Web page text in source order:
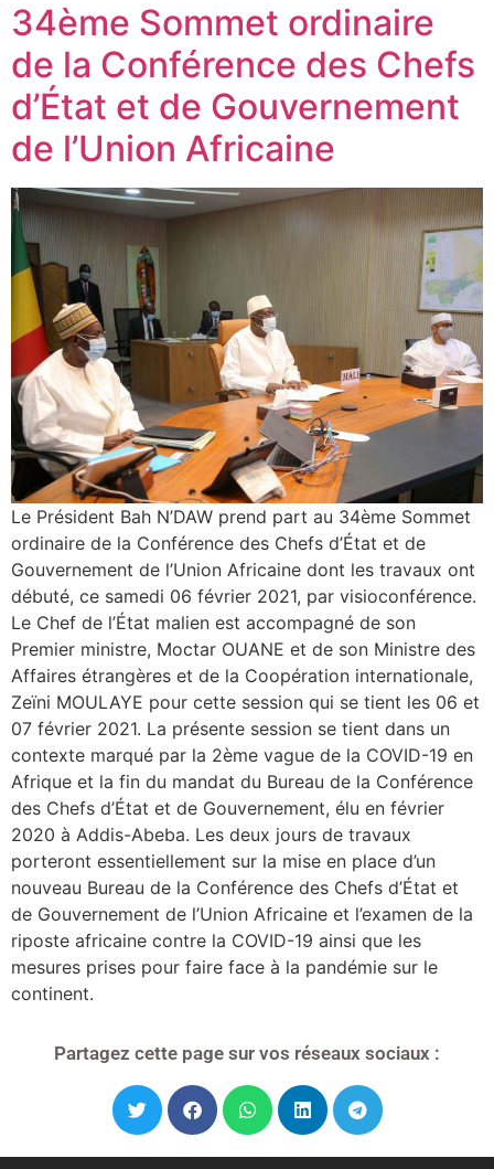
34ème Sommet ordinaire
de la Conférence des Chefs
d’État et de Gouvernement
de l’Union Africaine
Le Président Bah N’DAW prend part au 34ème Sommet
ordinaire de la Conférence des Chefs d’État et de
Gouvernement de l’Union Africaine dont les travaux ont
débuté, ce samedi 06 février 2021, par visioconférence.
Le Chef de l’État malien est accompagné de son
Premier ministre, Moctar OUANE et de son Ministre des
Affaires étrangères et de la Coopération internationale,
Zeïni MOULAYE pour cette session qui se tient les 06 et
07 février 2021. La présente session se tient dans un
contexte marqué par la 2ème vague de la COVID-19 en
Afrique et la fin du mandat du Bureau de la Conférence
des Chefs d’État et de Gouvernement, élu en février
2020 à Addis-Abeba. Les deux jours de travaux
porteront essentiellement sur la mise en place d’un
nouveau Bureau de la Conférence des Chefs d’État et
de Gouvernement de l’Union Africaine et l’examen de la
riposte africaine contre la COVID-19 ainsi que les
mesures prises pour faire face à la pandémie sur le
continent.
Partagez cette page sur vos réseaux sociaux :